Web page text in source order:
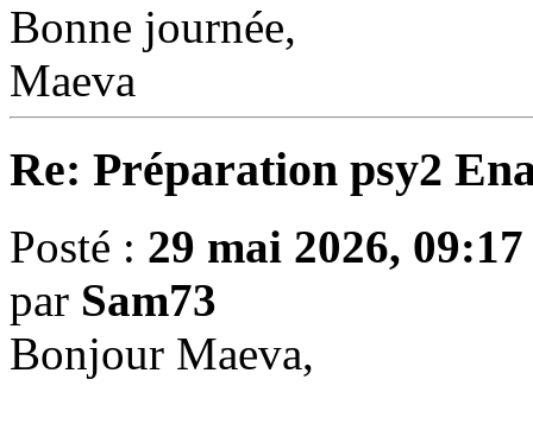
Bonne journée,
Maeva
Re: Préparation psy2
Posté : 29 mai 2026, 09:17
par Sam73
Bonjour Maeva,